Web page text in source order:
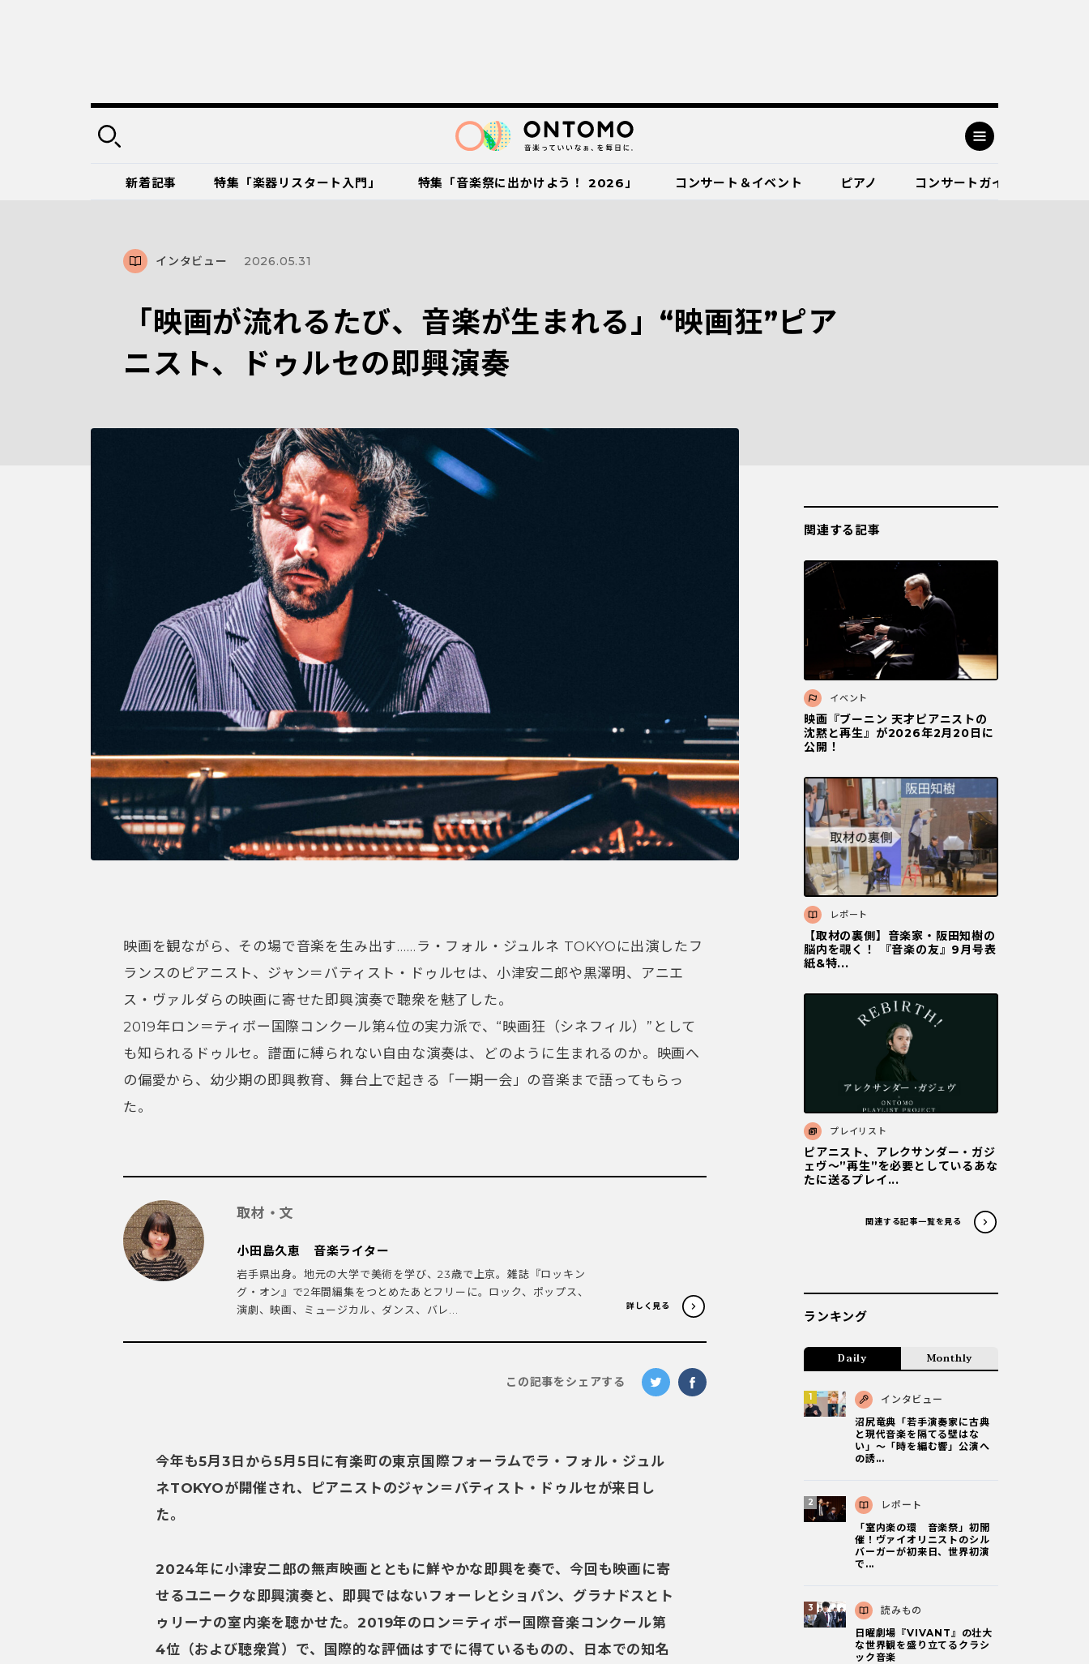
新着記事 特集「楽器リスタート入門」 特集「音楽祭に出かけよう！ 2026」 コンサート＆イベント ピアノ コンサートガイド
インタビュー 2026.05.31
「映画が流れるたび、音楽が生まれる」“映画狂”ピア
ニスト、ドゥルセの即興演奏
映画を観ながら、その場で音楽を生み出す……ラ・フォル・ジュルネ TOKYOに出演したフ
ランスのピアニスト、ジャン＝バティスト・ドゥルセは、小津安二郎や黒澤明、アニエ
ス・ヴァルダらの映画に寄せた即興演奏で聴衆を魅了した。
2019年ロン＝ティボー国際コンクール第4位の実力派で、“映画狂（シネフィル）”として
も知られるドゥルセ。譜面に縛られない自由な演奏は、どのように生まれるのか。映画へ
の偏愛から、幼少期の即興教育、舞台上で起きる「一期一会」の音楽まで語ってもらっ
た。
取材・文
小田島久恵 音楽ライター
岩手県出身。地元の大学で美術を学び、23歳で上京。雑誌『ロッキン
グ・オン』で2年間編集をつとめたあとフリーに。ロック、ポップス、
演劇、映画、ミュージカル、ダンス、バレ...
詳しく見る
この記事をシェアする
今年も5月3日から5月5日に有楽町の東京国際フォーラムでラ・フォル・ジュル
ネTOKYOが開催され、ピアニストのジャン＝バティスト・ドゥルセが来日し
た。
2024年に小津安二郎の無声映画とともに鮮やかな即興を奏で、今回も映画に寄
せるユニークな即興演奏と、即興ではないフォーレとショパン、グラナドスとト
ゥリーナの室内楽を聴かせた。2019年のロン＝ティボー国際音楽コンクール第
4位（および聴衆賞）で、国際的な評価はすでに得ているものの、日本での知名
関連する記事
イベント
映画『ブーニン 天才ピアニストの
沈黙と再⽣』が2026年2⽉20⽇に
公開！
レポート
【取材の裏側】音楽家・阪田知樹の
脳内を覗く！ 『音楽の友』9月号表
紙&特...
プレイリスト
ピアニスト、アレクサンダー・ガジ
ェヴ～”再生”を必要としているあな
たに送るプレイ...
関連する記事一覧を見る
ランキング
Daily Monthly
インタビュー
沼尻竜典「若手演奏家に古典
と現代音楽を隔てる壁はな
い」～「時を編む響」公演へ
の誘...
レポート
「室内楽の環 音楽祭」初開
催！ヴァイオリニストのシル
バーガーが初来日、世界初演
で...
読みもの
日曜劇場『VIVANT』の壮大
な世界観を盛り立てるクラシ
ック音楽